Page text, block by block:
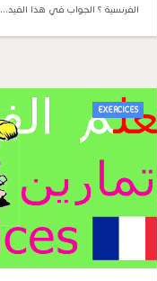
الفرنسية ؟ الجواب في هذا الفيد…
EXERCICES